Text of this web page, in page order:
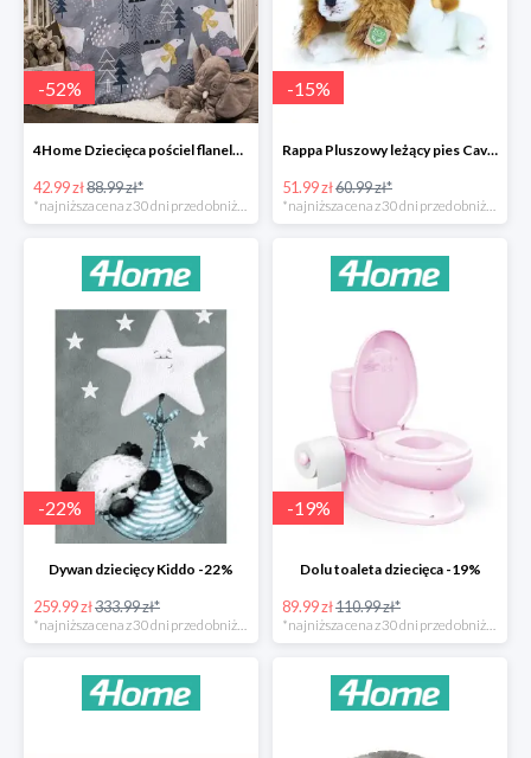
-52%
4Home Dziecięca pościel flanelowa do łóżeczka Nordic Bear -52%
42.99 zł88.99 zł*
-15%
Rappa Pluszowy leżący pies Cavalier King Charles Spaniel -15%
51.99 zł60.99 zł*
-22%
Dywan dziecięcy Kiddo -22%
259.99 zł333.99 zł*
*najniższa cena z 30 dni przed obniżką
-19%
Dolu toaleta dziecięca -19%
89.99 zł110.99 zł*
*najniższa cena z 30 dni przed obniżką